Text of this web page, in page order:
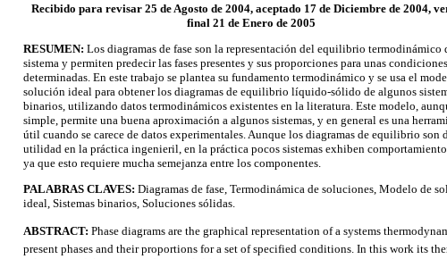
Recibido para revisar 25 de Agosto de 2004, aceptado 17 de Diciembre de 2004,
final 21 de Enero de 2005
RESUMEN: Los diagramas de fase son la representación del equilibrio termodinámico
sistema y permiten predecir las fases presentes y sus proporciones para unas condiciones
determinadas. En este trabajo se plantea su fundamento termodinámico y se usa el
solución ideal para obtener los diagramas de equilibrio líquido-sólido de algunos
binarios, utilizando datos termodinámicos existentes en la literatura. Este modelo,
simple, permite una buena aproximación a algunos sistemas, y en general es una
útil cuando se carece de datos experimentales. Aunque los diagramas de equilibrio son
utilidad en la práctica ingenieril, en la práctica pocos sistemas exhiben
ya que esto requiere mucha semejanza entre los componentes.
PALABRAS CLAVES: Diagramas de fase, Termodinámica de soluciones, Modelo de
ideal, Sistemas binarios, Soluciones sólidas.
ABSTRACT: Phase diagrams are the graphical representation of a systems
present phases and their proportions for a set of specified conditions. In this work its